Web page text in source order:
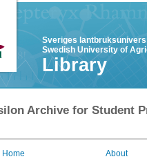
Sveriges
Swedish University of
Library
Archive for Student
Home About